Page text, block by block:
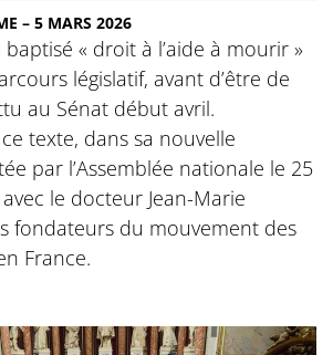
– 5 MARS 2026
« droit à l’aide à mourir »
législatif, avant d’être de
au Sénat début avril.
texte, dans sa nouvelle
par l’Assemblée nationale le 25
le docteur Jean-Marie
fondateurs du mouvement des
France.